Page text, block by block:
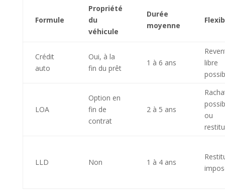
Formule
Propriété
du
véhicule
Durée
moyenne
Crédit
auto
Oui, à la
fin du prêt
1 à 6 ans
libre
LOA
Option en
fin de
contrat
2 à 5 ans
ou
LLD Non 1 à 4 ans